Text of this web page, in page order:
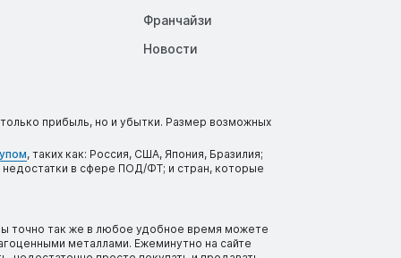
Франчайзи
Новости
прибыль, но и убытки. Размер возможных
, таких как: Россия, США, Япония, Бразилия;
в сфере ПОД/ФТ; и стран, которые
точно так же в любое удобное время можете
металлами. Ежеминутно на сайте